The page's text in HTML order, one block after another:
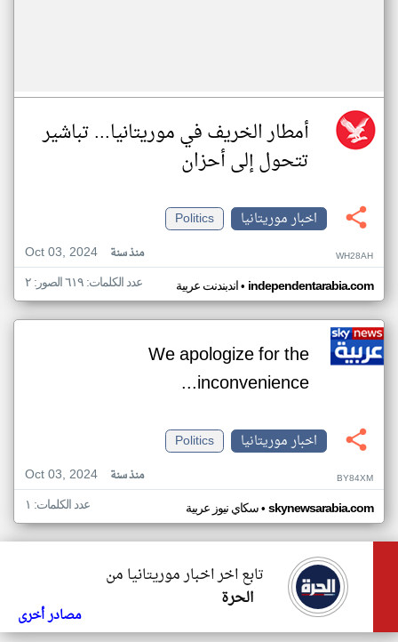
أمطار الخريف في موريتانيا... تباشير
تتحول إلى أحزان
اخبار موريتانيا
Politics
Oct 03, 2024
منذ سنة WH28AH
اندبندنت عربية• independentarabia.com عدد الكلمات: ٦١٩ الصور: ٢
We apologize for the
inconvenience...
اخبار موريتانيا
Politics
Oct 03, 2024
منذ سنة BY84XM
سكاي نيوز عربية• skynewsarabia.com عدد الكلمات: ١
تابع اخر اخبار موريتانيا من
الحرة
مصادر أخرى